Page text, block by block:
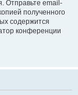
Отправьте email-
полученного
содержится
конференции